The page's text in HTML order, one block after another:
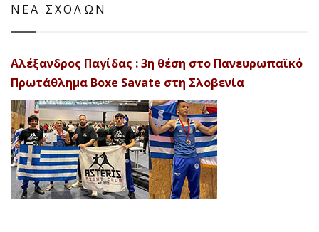
ΝΕΑ ΣΧΟΛΩΝ
Αλέξανδρος Παγίδας : 3η θέση στο Πανευρωπαϊκό
Πρωτάθλημα Boxe Savate στη Σλοβενία